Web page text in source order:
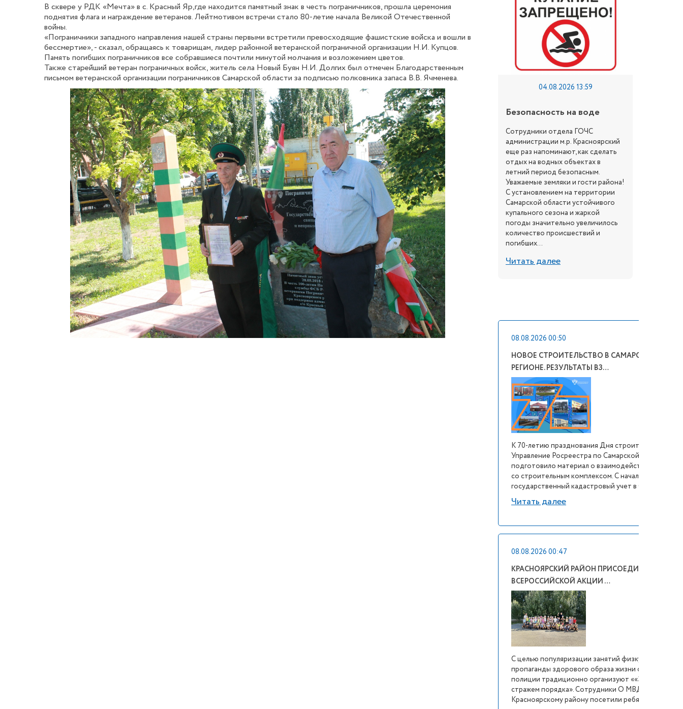
В сквере у РДК «Мечта» в с. Красный Яр,где находится памятный знак в честь пограничников, прошла церемония
поднятия флага и награждение ветеранов. Лейтмотивом встречи стало 80-летие начала Великой Отечественной
войны.
«Пограничники западного направления нашей страны первыми встретили превосходящие фашистские войска и вошли в
бессмертие», - сказал, обращаясь к товарищам, лидер районной ветеранской пограничной организации Н.И. Купцов.
Память погибших пограничников все собравшиеся почтили минутой молчания и возложением цветов.
Также старейший ветеран пограничных войск, житель села Новый Буян Н.И. Долгих был отмечен Благодарственным
письмом ветеранской организации пограничников Самарской области за подписью полковника запаса В.В. Ячменева.
04.08.2026 13:59
Безопасность на воде
Сотрудники отдела ГОЧС
администрации м.р. Красноярский
еще раз напоминают, как сделать
отдых на водных объектах в
летний период безопасным.
Уважаемые земляки и гости района!
С установлением на территории
Самарской области устойчивого
купального сезона и жаркой
погоды значительно увеличилось
количество происшествий и
погибших...
Читать далее
08.08.2026 00:50
НОВОЕ СТРОИТЕЛЬСТВО В САМАРСКОМ
РЕГИОНЕ. РЕЗУЛЬТАТЫ ВЗ…
К 70-летию празднования Дня строителя
Управление Росреестра по Самарской области
подготовило материал о взаимодействии
со строительным комплексом. С начала 2025 года
государственный кадастровый учет в Сам...
Читать далее
08.08.2026 00:47
КРАСНОЯРСКИЙ РАЙОН ПРИСОЕДИНИЛСЯ К
ВСЕРОССИЙСКОЙ АКЦИИ …
С целью популяризации занятий физкультурой и
пропаганды здорового образа жизни сотрудники
полиции традиционно организуют ««Зарядку со
стражем порядка». Сотрудники О МВД России по
Красноярскому району посетили ребят детск...